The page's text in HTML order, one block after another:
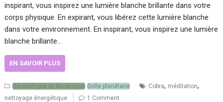
inspirant, vous inspirez une lumière blanche brillante dans votre
corps physique. En expirant, vous libérez cette lumière blanche
dans votre environnement. En inspirant, vous inspirez une lumière
blanche brillante…
EN SAVOIR PLUS
Géopolitique et Ascension Grille planétaire Cobra, méditation,
nettoyage énergétique 1 Comment